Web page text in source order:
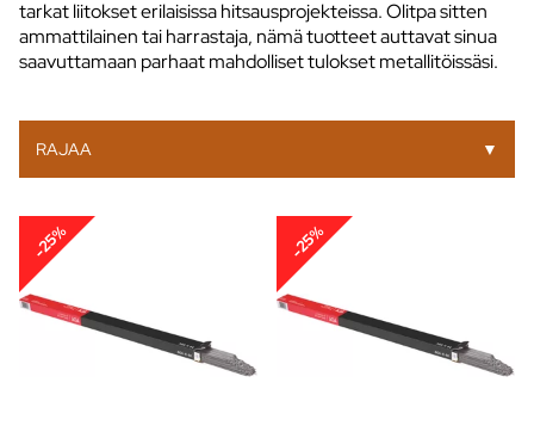
tarkat liitokset erilaisissa hitsausprojekteissa. Olitpa sitten
ammattilainen tai harrastaja, nämä tuotteet auttavat sinua
saavuttamaan parhaat mahdolliset tulokset metallitöissäsi.
RAJAA ▼
-25% -25%